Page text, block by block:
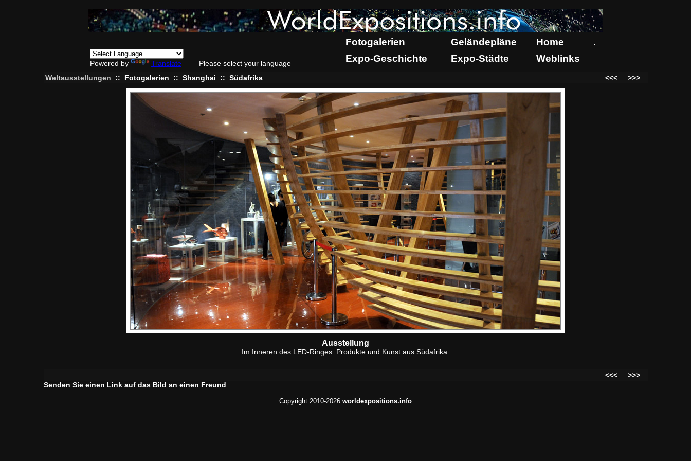
Powered by Translate Please select your language
Fotogalerien Geländepläne Home .
Expo-Geschichte Expo-Städte Weblinks
Weltausstellungen :: Fotogalerien :: Shanghai :: Südafrika <<< >>>
Ausstellung
Im Inneren des LED-Ringes: Produkte und Kunst aus Südafrika.
<<<
>>>
Senden Sie einen Link auf das Bild an einen Freund
Copyright 2010-2026 worldexpositions.info